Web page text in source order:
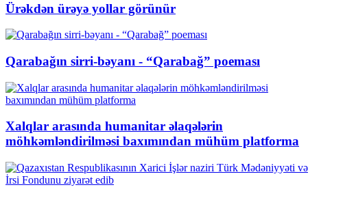
Ürəkdən ürəyə yollar görünür
Qarabağın sirri-bəyanı - “Qarabağ” poeması
Xalqlar arasında humanitar əlaqələrin
möhkəmləndirilməsi baxımından mühüm platforma